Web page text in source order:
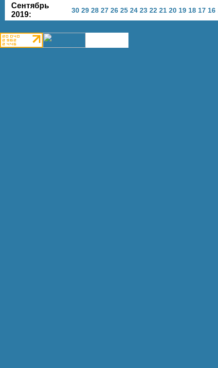
Сентябрь
2019:
30 29 28 27 26 25 24 23 22 21 20 19 18 17 16